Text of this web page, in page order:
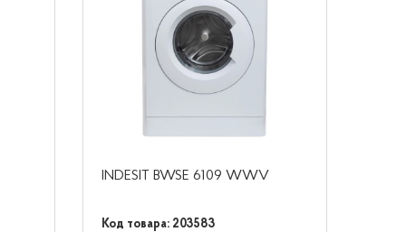
INDESIT BWSE 6109 WWV
Код товара: 203583